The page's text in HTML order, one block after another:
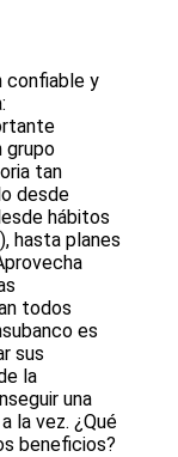
confiable y
grupo
tan
desde
hábitos
hasta planes
todos
es
sus
la
una
la vez. ¿Qué
beneficios?